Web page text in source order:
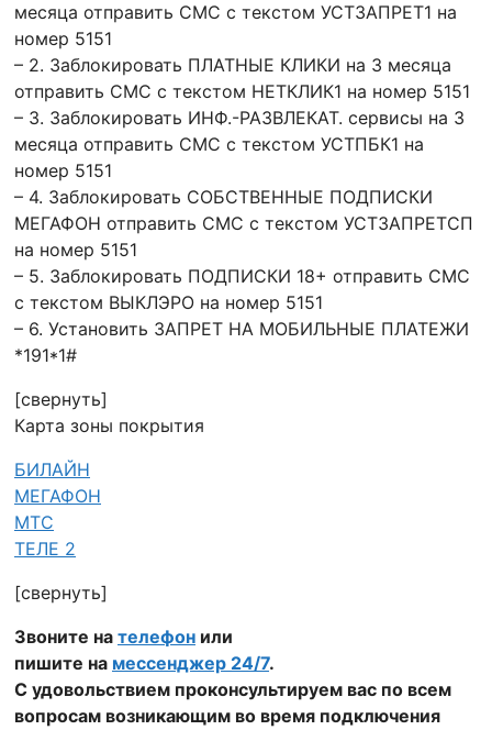
месяца отправить СМС с текстом УСТЗАПРЕТ1 на
номер 5151
– 2. Заблокировать ПЛАТНЫЕ КЛИКИ на 3 месяца
отправить СМС с текстом НЕТКЛИК1 на номер 5151
– 3. Заблокировать ИНФ.-РАЗВЛЕКАТ. сервисы на 3
месяца отправить СМС с текстом УСТПБК1 на
номер 5151
– 4. Заблокировать СОБСТВЕННЫЕ ПОДПИСКИ
МЕГАФОН отправить СМС с текстом УСТЗАПРЕТСП
на номер 5151
– 5. Заблокировать ПОДПИСКИ 18+ отправить СМС
с текстом ВЫКЛЭРО на номер 5151
– 6. Установить ЗАПРЕТ НА МОБИЛЬНЫЕ ПЛАТЕЖИ
*191*1#
[свернуть]
Карта зоны покрытия
БИЛАЙН
МЕГАФОН
МТС
ТЕЛЕ 2
[свернуть]
Звоните на телефон или
пишите на мессенджер 24/7.
С удовольствием проконсультируем вас по всем
вопросам возникающим во время подключения